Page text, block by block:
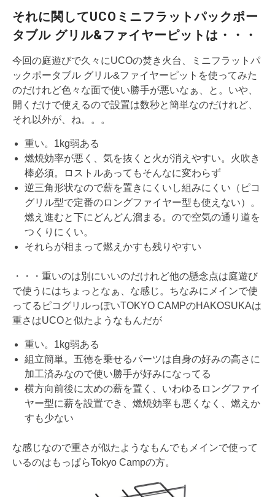
それに関してUCOミニフラットパックポー
タブル グリル&ファイヤーピットは・・・
今回の庭遊びで久々にUCOの焚き火台、ミニフラットパ
ックポータブル グリル&ファイヤーピットを使ってみた
のだけれど色々な面で使い勝手が悪いなぁ、と。いや、
開くだけで使えるので設置は数秒と簡単なのだけれど、
それ以外が、ね。。。
重い。1kg弱ある
燃焼効率が悪く、気を抜くと火が消えやすい。火吹き
棒必須。ロストルあってもそんなに変わらず
逆三角形状なので薪を置きにくいし組みにくい（ピコ
グリル型で定番のロングファイヤー型も使えない）。
燃え進むと下にどんどん溜まる。ので空気の通り道を
つくりにくい。
それらが相まって燃えかすも残りやすい
・・・重いのは別にいいのだけれど他の懸念点は庭遊び
で使うにはちょっとなぁ、な感じ。ちなみにメインで使
ってるピコグリルっぽいTOKYO CAMPのHAKOSUKAは
重さはUCOと似たようなもんだが
重い。1kg弱ある
組立簡単。五徳を乗せるパーツは自身の好みの高さに
加工済みなので使い勝手が好みになってる
横方向前後に太めの薪を置く、いわゆるロングファイ
ヤー型に薪を設置でき、燃焼効率も悪くなく、燃えか
すも少ない
な感じなので重さが似たようなもんでもメインで使って
いるのはもっぱらTokyo Campの方。